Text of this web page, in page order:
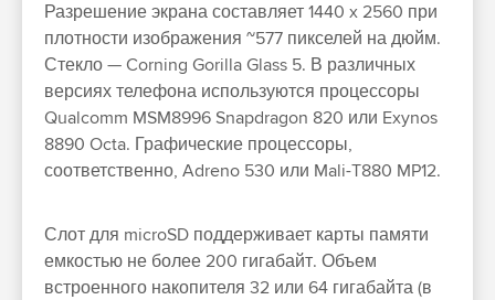
Разрешение экрана составляет 1440 x 2560 при
плотности изображения ~577 пикселей на дюйм.
Стекло — Corning Gorilla Glass 5. В различных
версиях телефона используются процессоры
Qualcomm MSM8996 Snapdragon 820 или Exynos
8890 Octa. Графические процессоры,
соответственно, Adreno 530 или Mali-T880 MP12.
Слот для microSD поддерживает карты памяти
емкостью не более 200 гигабайт. Объем
встроенного накопителя 32 или 64 гигабайта (в